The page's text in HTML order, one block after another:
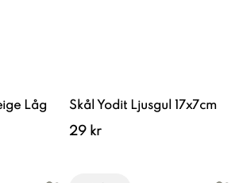
Låg Skål Yodit Ljusgul 17x7cm
29 kr